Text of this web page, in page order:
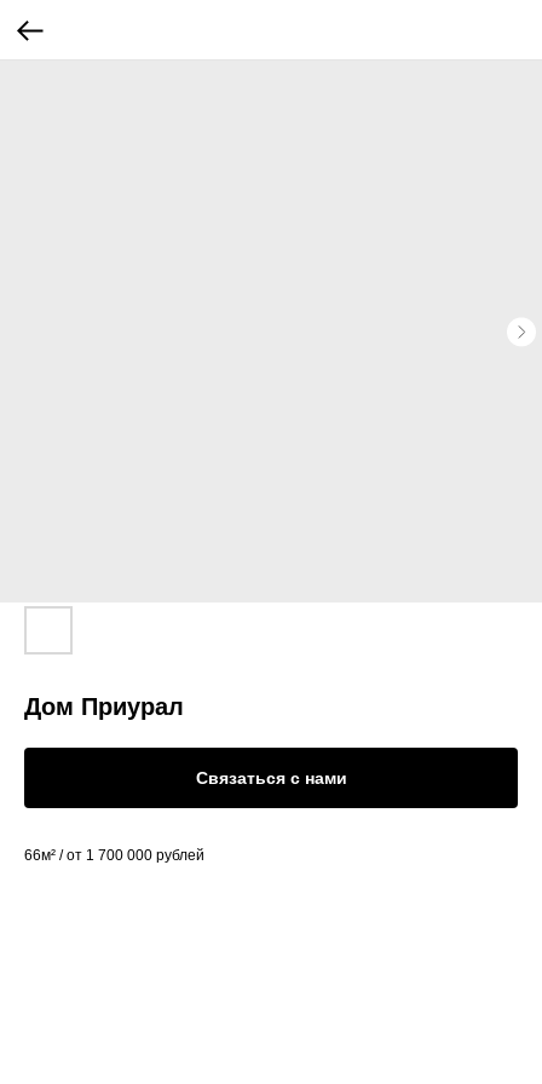
Дом Приурал
Связаться с нами
66м² / от 1 700 000 рублей